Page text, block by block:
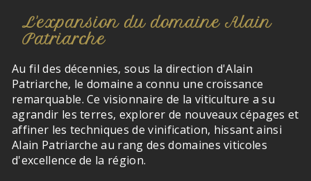
L'expansion du domaine Alain
Patriarche
Au fil des décennies, sous la direction d'Alain
Patriarche, le domaine a connu une croissance
remarquable. Ce visionnaire de la viticulture a su
agrandir les terres, explorer de nouveaux cépages et
affiner les techniques de vinification, hissant ainsi
Alain Patriarche au rang des domaines viticoles
d'excellence de la région.